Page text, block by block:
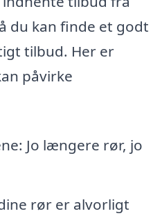
du kan finde et godt
tilbud. Her er
påvirke
Jo længere rør, jo
rør er alvorligt